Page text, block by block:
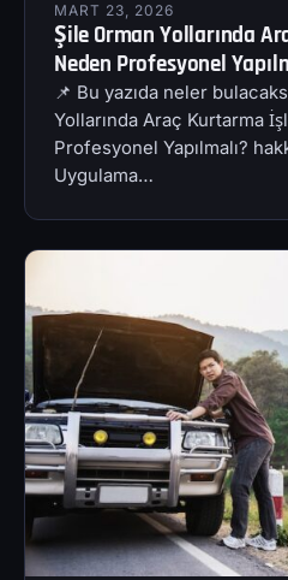
MART 23, 2026
Şile Orman Yollarında
Neden Profesyonel
📌 Bu yazıda neler
Yollarında Araç Kurtarma
Profesyonel Yapılmalı?
Uygulama…